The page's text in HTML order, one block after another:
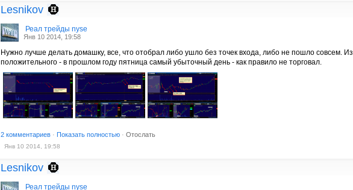
Lesnikov
Реал трейды nyse
Янв 10 2014, 19:58
Нужно лучше делать домашку, все, что отобрал либо ушло без точек входа, либо не пошло совсем. Из
положительного - в прошлом году пятница самый убыточный день - как правило не торговал.
2 комментариев · Показать полностью · Отослать
Янв 10 2014, 19:58
Lesnikov
Реал трейды nyse